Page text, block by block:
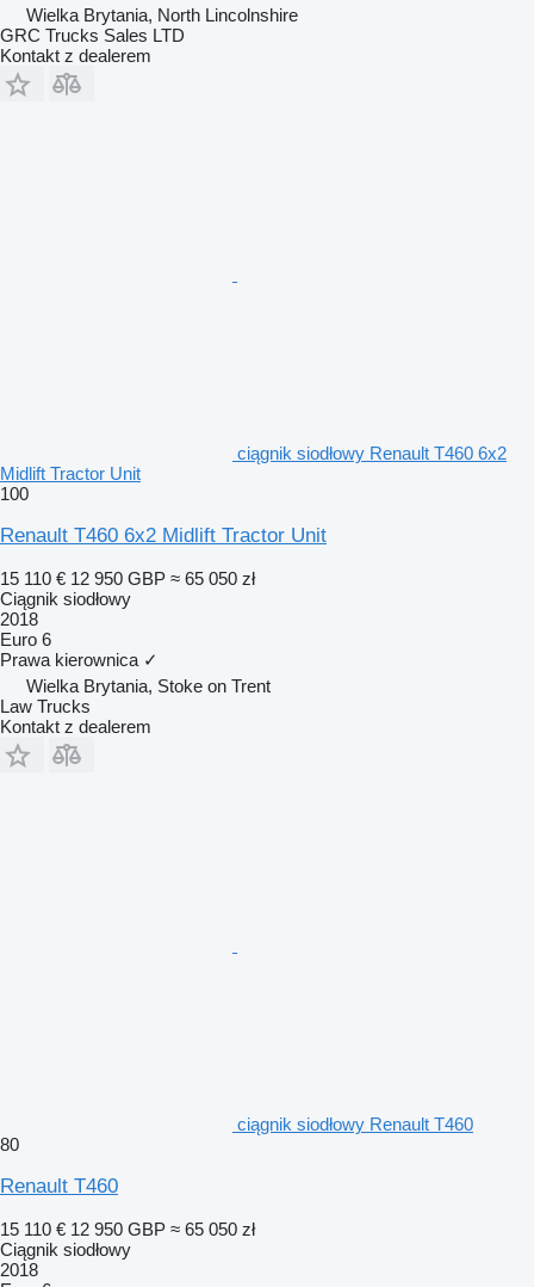
Wielka Brytania, North Lincolnshire
GRC Trucks Sales LTD
Kontakt z dealerem
ciągnik siodłowy Renault T460 6x2
Midlift Tractor Unit
100
Renault T460 6x2 Midlift Tractor Unit
15 110 € 12 950 GBP ≈ 65 050 zł
Ciągnik siodłowy
2018
Euro 6
Prawa kierownica ✓
Wielka Brytania, Stoke on Trent
Law Trucks
Kontakt z dealerem
ciągnik siodłowy Renault T460
80
Renault T460
15 110 € 12 950 GBP ≈ 65 050 zł
Ciągnik siodłowy
2018